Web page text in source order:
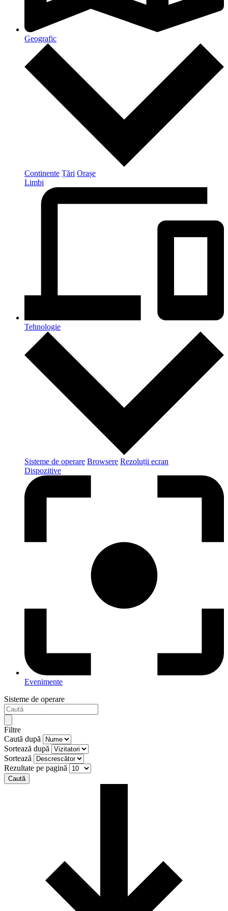
Geografic
Continente Țări Orașe
Limbi
Tehnologie
Sisteme de operare Browsere Rezoluții ecran
Dispozitive
Evenimente
Sisteme de operare
Filtre
Caută după
Sortează după
Sortează
Rezultate pe pagină
Caută